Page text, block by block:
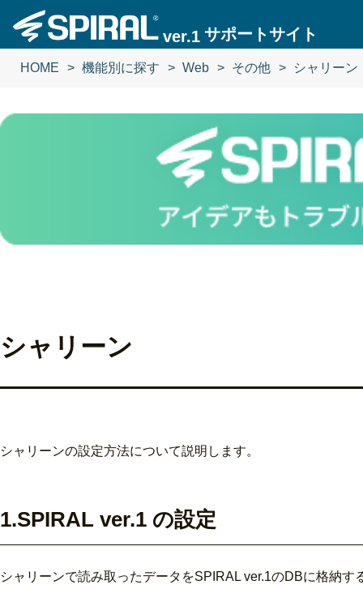
ver.1 サポートサイト
HOME 機能別に探す Web その他 シャリーン
シャリーン
シャリーンの設定方法について説明します。
1.SPIRAL ver.1 の設定
シャリーンで読み取ったデータをSPIRAL ver.1のDBに格納す